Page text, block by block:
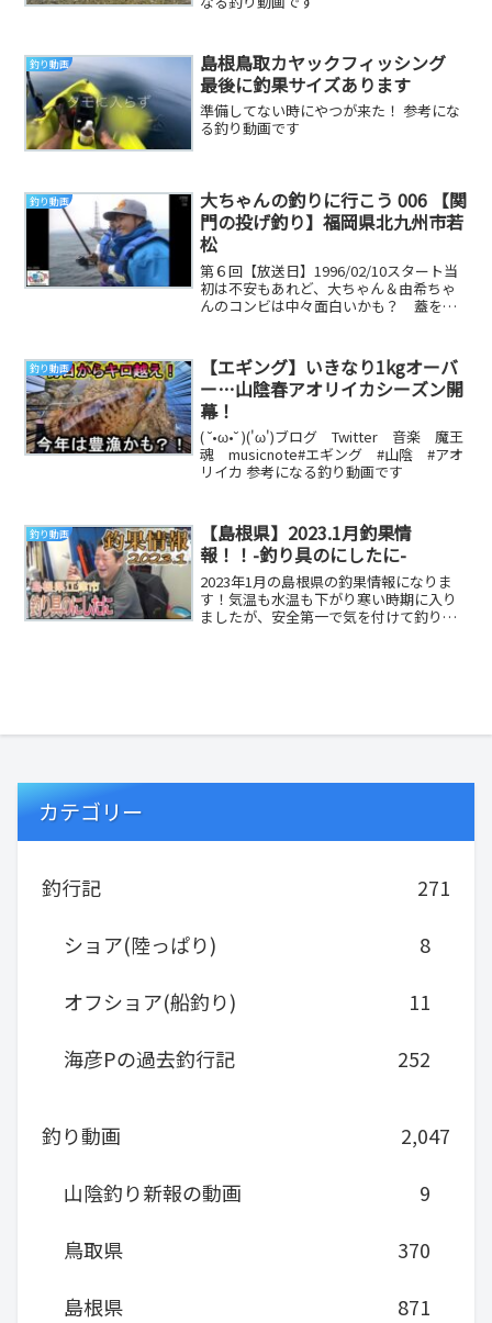
釣り動画
島根鳥取カヤックフィッシング
最後に釣果サイズあります
準備してない時にやつが来た！ 参考にな
る釣り動画です
釣り動画
大ちゃんの釣りに行こう 006 【関
門の投げ釣り】福岡県北九州市若
松
第６回【放送日】1996/02/10スタート当
初は不安もあれど、大ちゃん＆由希ちゃ
んのコンビは中々面白いかも？ 蓋を開
釣り動画
【エギング】いきなり1kgオーバ
ー…山陰春アオリイカシーズン開
幕！
( ˘•ω•˘ )('ω')ブログ Twitter 音楽 魔王
魂 musicnote#エギング #山陰 #アオ
リイカ 参考になる釣り動画です
釣り動画
【島根県】2023.1月釣果情
報！！-釣り具のにしたに-
2023年1月の島根県の釣果情報になりま
す！気温も水温も下がり寒い時期に入り
ましたが、安全第一で気を付けて釣りを
カテゴリー
釣行記
271
ショア(陸っぱり)
8
オフショア(船釣り)
11
海彦Pの過去釣行記
252
釣り動画
2,047
山陰釣り新報の動画
9
鳥取県
370
島根県
871